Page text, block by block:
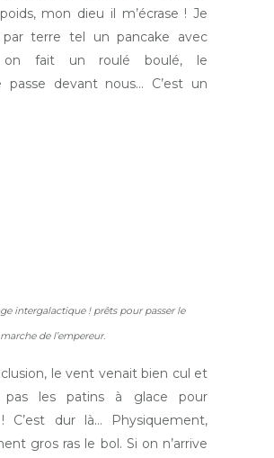
mon dieu il m’écrase ! Je
par terre tel un pancake avec
on fait un roulé boulé, le
passe devant nous… C’est un
intergalactique ! prêts pour passer le
de l’empereur.
le vent venait bien cul et
les patins à glace pour
! C’est dur là… Physiquement,
gros ras le bol. Si on n’arrive